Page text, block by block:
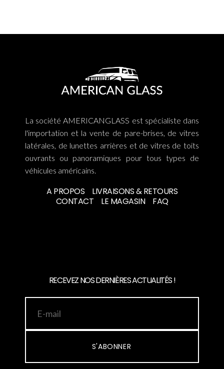
La société AMERICANGLASS est spécialiste dans
l'importation et la vente de pare-brises, de vitres
latérales, de lunettes arrières et de vitres de toits
ouvrants ou panoramiques pour tous types de
véhicules américains.
A PROPOS
LIVRAISONS & RETOURS
CONTACT
LE MAGASIN FAQ
RECEVEZ NOS DERNIÈRES ACTUALITÉS !
S'ABONNER